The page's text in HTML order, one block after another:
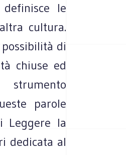
le
cultura.
di
chiuse ed
parole
Leggere la
dedicata al